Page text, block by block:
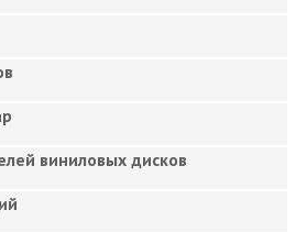
виниловых дисков